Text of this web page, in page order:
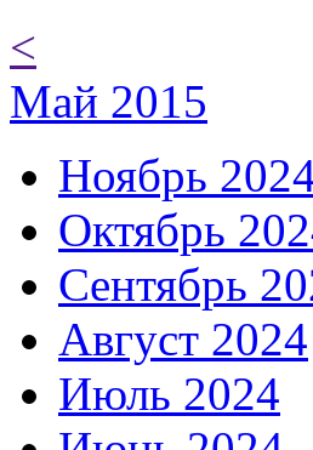
<
Май 2015
Ноябрь
Октябрь
Сентябрь
Август 2024
Июль 2024